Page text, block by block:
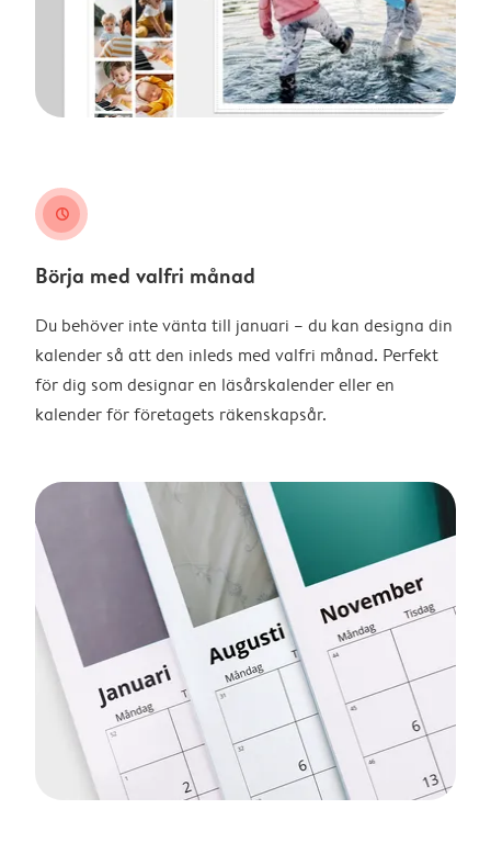
clock
Börja med valfri månad
Du behöver inte vänta till januari – du kan designa din
kalender så att den inleds med valfri månad. Perfekt
för dig som designar en läsårskalender eller en
kalender för företagets räkenskapsår.